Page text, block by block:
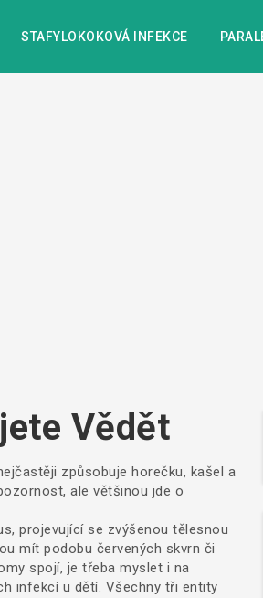
STAFYLOKOKOVÁ INFEKCE
Vědět
způsobuje horečku, kašel a
ale většinou jde o
projevující se zvýšenou tělesnou
mít podobu červených skvrn či
spojí, je třeba myslet i na
infekcí u dětí. Všechny tři entity